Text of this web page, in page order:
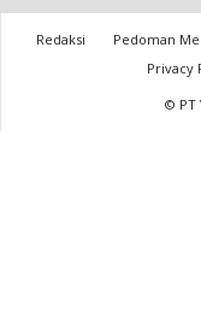
Redaksi Pedoman
Privacy
© PT